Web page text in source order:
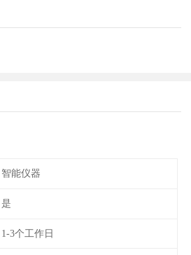
智能仪器
是
1-3个工作日